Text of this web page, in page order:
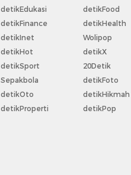
detikEdukasi
detikFinance
detikInet
detikHot
detikSport
Sepakbola
detikOto
detikProperti
detikFood
detikHealth
Wolipop
detikX
20Detik
detikFoto
detikHikmah
detikPop